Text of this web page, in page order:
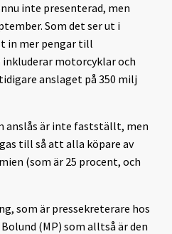
inte presenterad, men
Som det ser ut i
in mer pengar till
motorcyklar och
anslaget på 350 milj
anslås är inte fastställt, men
till så att alla köpare av
(som är 25 procent, och
som är pressekreterare hos
(MP) som alltså är den